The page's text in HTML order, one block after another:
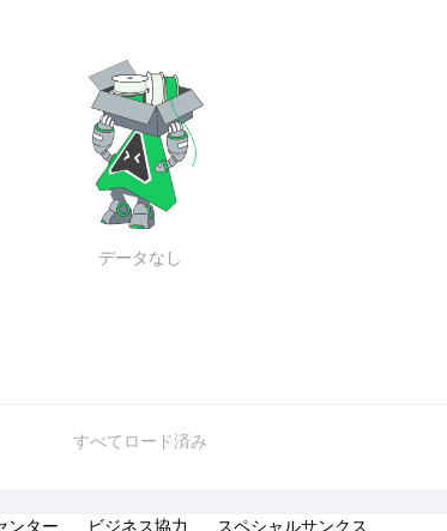
データなし
すべてロード済み
ンター ビジネス協力 スペシャルサンクス